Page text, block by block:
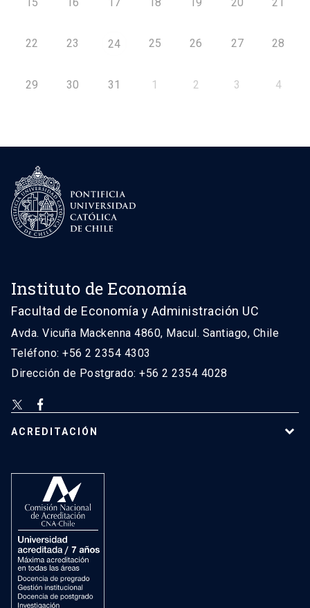
22 23 24 25 26 27 28
29 30 31 1 2 3 4
Instituto de Economía
Facultad de Economía y Administración UC
Avda. Vicuña Mackenna 4860, Macul. Santiago, Chile
Teléfono: +56 2 2354 4303
Dirección de Postgrado: +56 2 2354 4028
ACREDITACIÓN